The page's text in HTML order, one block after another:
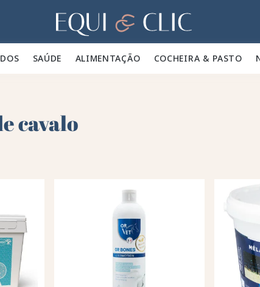
Lar
🪮 SAÚDE ✨ ALIMENTAÇÃO 🥕 COCHEIRA & PASTO 🍃
cavalo